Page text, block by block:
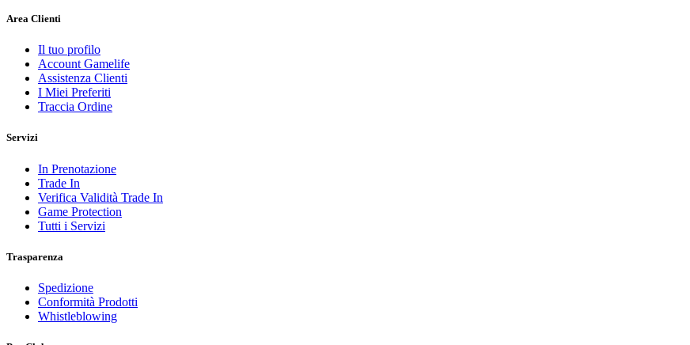
Area Clienti
Il tuo profilo
Account Gamelife
Assistenza Clienti
I Miei Preferiti
Traccia Ordine
Servizi
In Prenotazione
Trade In
Verifica Validità Trade In
Game Protection
Tutti i Servizi
Trasparenza
Spedizione
Conformità Prodotti
Whistleblowing